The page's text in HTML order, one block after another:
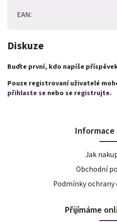
EAN:
Diskuze
Buďte první, kdo napíše
Pouze registrovaní uživatelé
přihlaste se nebo se registrujte.
Informace
Jak
Obchodní
Podmínky ochrany
Přijímáme